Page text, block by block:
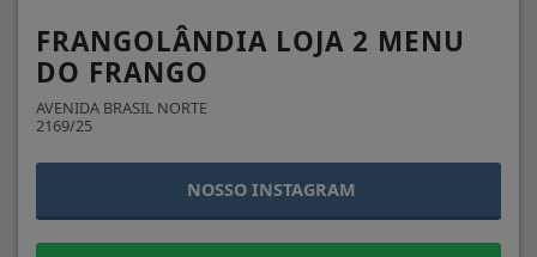
FRANGOLÂNDIA LOJA 2 MENU
DO FRANGO
AVENIDA BRASIL NORTE
2169/25
NOSSO INSTAGRAM